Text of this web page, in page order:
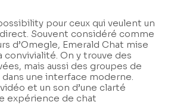
pour ceux qui veulent un
Souvent considéré comme
d’Omegle, Emerald Chat mise
convivialité. On y trouve des
mais aussi des groupes de
une interface moderne.
et un son d’une clarté
expérience de chat